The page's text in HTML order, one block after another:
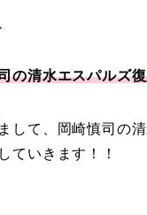
の清水エスパルズ
して、岡崎慎司の
ていきます！！